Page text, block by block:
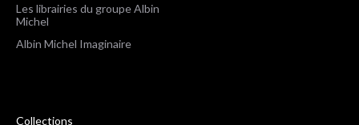
Les librairies du groupe Albin
Michel
Albin Michel Imaginaire
Collections